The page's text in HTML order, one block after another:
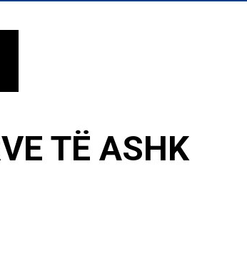
TË ASHK